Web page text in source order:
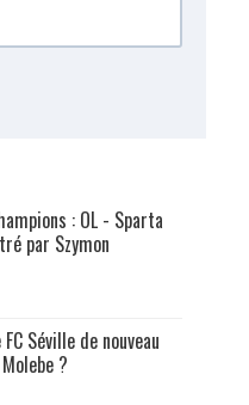
: OL - Sparta
par Szymon
Séville de nouveau
?